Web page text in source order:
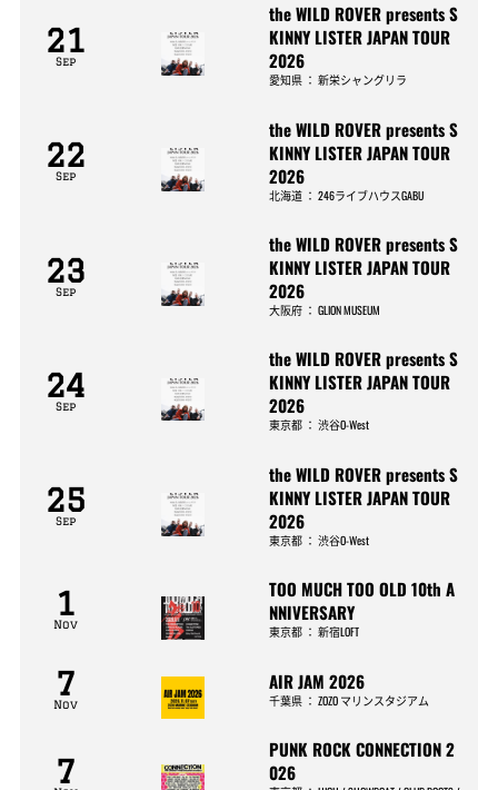
21
Sep
the WILD ROVER presents S
KINNY LISTER JAPAN TOUR
2026
愛知県 ：新栄シャングリラ
22
Sep
the WILD ROVER presents S
KINNY LISTER JAPAN TOUR
2026
北海道 ：246ライブハウスGABU
23
Sep
the WILD ROVER presents S
KINNY LISTER JAPAN TOUR
2026
大阪府 ：GLION MUSEUM
24
Sep
the WILD ROVER presents S
KINNY LISTER JAPAN TOUR
2026
東京都 ：渋谷O-West
25
Sep
the WILD ROVER presents S
KINNY LISTER JAPAN TOUR
2026
東京都 ：渋谷O-West
1
Nov
TOO MUCH TOO OLD 10th A
NNIVERSARY
東京都 ：新宿LOFT
7
Nov
AIR JAM 2026
千葉県 ：ZOZO マリンスタジアム
7
PUNK ROCK CONNECTION 2
026